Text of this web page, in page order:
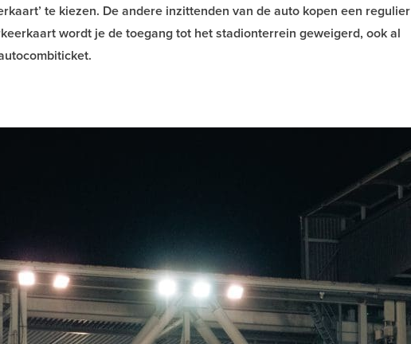
te kiezen. De andere inzittenden van de auto kopen een regulier
wordt je de toegang tot het stadionterrein geweigerd, ook al